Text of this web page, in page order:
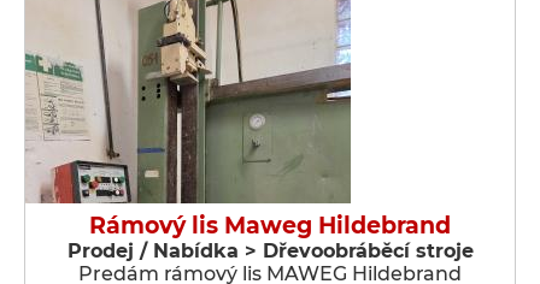
Rámový lis Maweg Hildebrand
Prodej / Nabídka > Dřevoobráběcí stroje
Predám rámový lis MAWEG Hildebrand